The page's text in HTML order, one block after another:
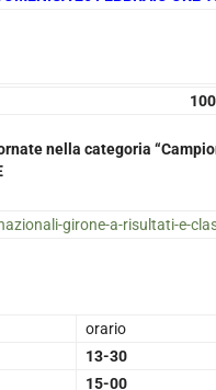
nella categoria
girone-a-risultati-e-
orario
13-30
15-00